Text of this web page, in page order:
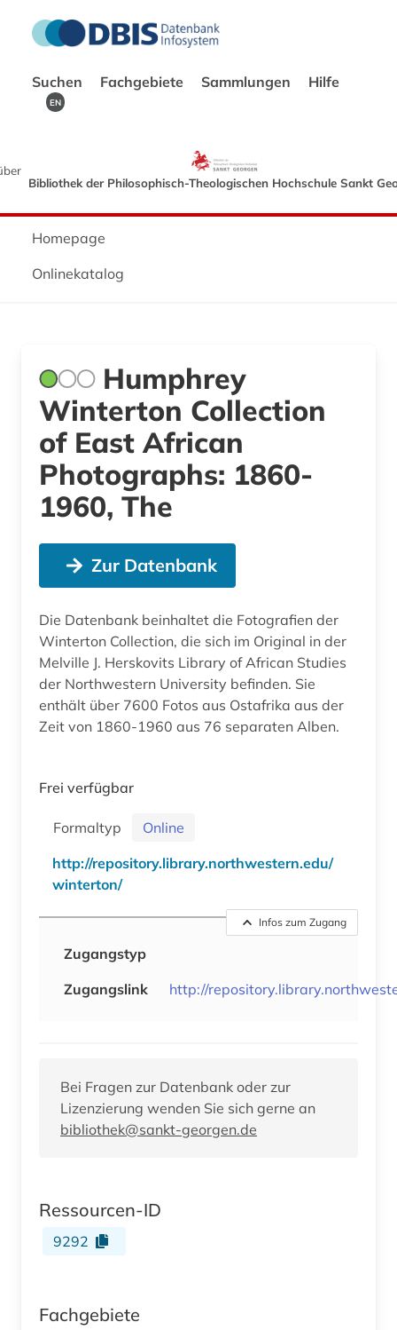
Suchen Fachgebiete Sammlungen Hilfe
EN
Bibliothek der Philosophisch-Theologischen Hochschule Sankt
Homepage
Onlinekatalog
Humphrey
Winterton Collection
of East African
Photographs: 1860-
1960, The
Zur Datenbank
Die Datenbank beinhaltet die Fotografien der
Winterton Collection, die sich im Original in der
Melville J. Herskovits Library of African Studies
der Northwestern University befinden. Sie
enthält über 7600 Fotos aus Ostafrika aus der
Zeit von 1860-1960 aus 76 separaten Alben.
Frei verfügbar
Formaltyp
Online
http://repository.library.northwestern.edu/
winterton/
Infos zum Zugang
Zugangstyp
Zugangslink
http://
Bei Fragen zur Datenbank oder zur
Lizenzierung wenden Sie sich gerne an
bibliothek@sankt-georgen.de
Ressourcen-ID
9292
Fachgebiete